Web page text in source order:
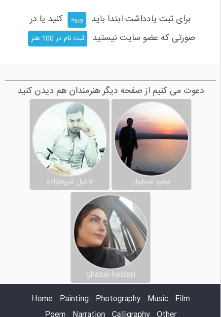
برای ثبت یادداشت ابتدا باید ورود
کنید یا در
صورتی که عضو سایت نیستید
ثبت نام در 100 هنر
دعوت می کنیم از صفحه دیگر هنرمندان هم دیدن کنید
سعید غمخوار فاضل شریعتزاده
ghazal-heidari
Home
Painting Photography Music
Film